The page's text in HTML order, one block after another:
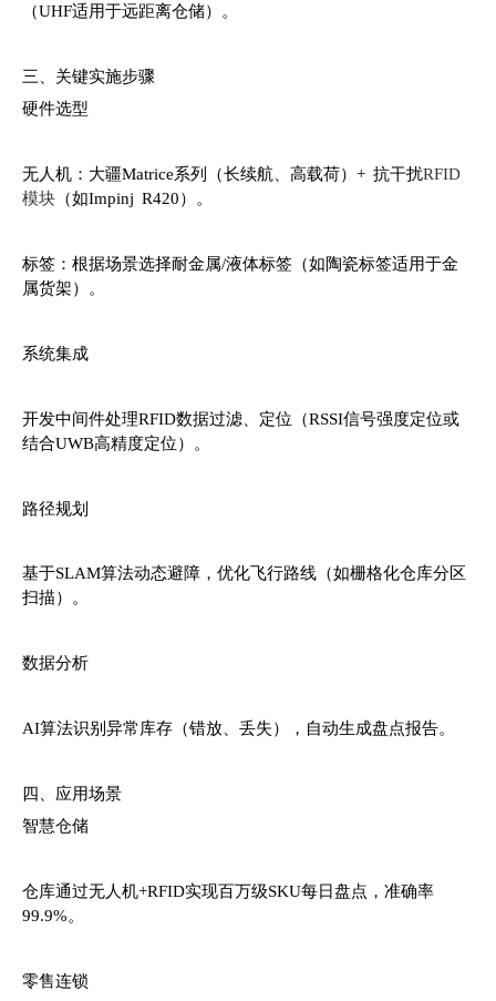
（UHF适用于远距离仓储）。
三、关键实施步骤
硬件选型
无人机：大疆Matrice系列（长续航、高载荷）+ 抗干扰RFID
模块 （如Impinj R420）。
标签：根据场景选择耐金属/液体标签（如陶瓷标签适用于金
属货架）。
系统集成
开发中间件处理RFID数据过滤、定位（RSSI信号强度定位或
结合UWB高精度定位）。
路径规划
基于SLAM算法动态避障，优化飞行路线（如栅格化仓库分区
扫描）。
数据分析
AI算法识别异常库存（错放、丢失），自动生成盘点报告。
四、应用场景
智慧仓储
仓库通过无人机+RFID实现百万级SKU每日盘点，准确率
99.9%。
零售连锁